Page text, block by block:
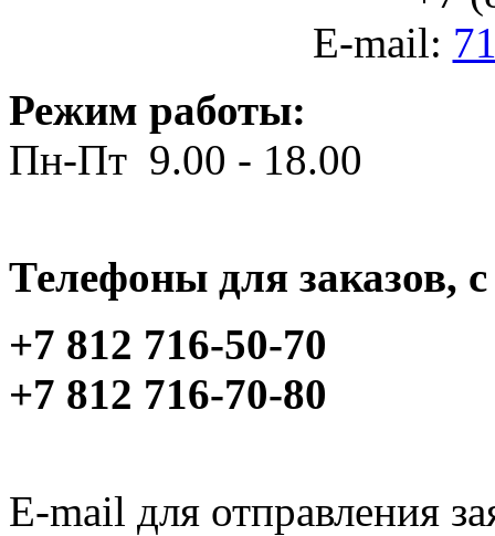
E-mail:
Режим работы:
Пн-Пт 9.00 - 18.00
Телефоны для заказов,
+7 812 716-50-70
+7 812 716-70-80
E-mail для отправления